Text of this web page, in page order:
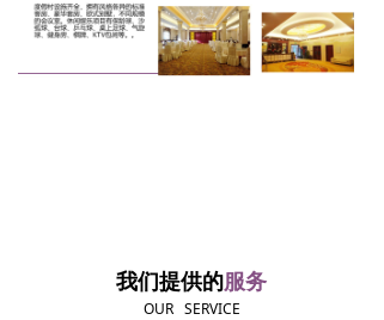
我们提供的服务
OUR SERVICE